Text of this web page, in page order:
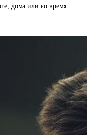
дома или во время